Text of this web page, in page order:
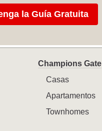
la Guía Gratuita
Champions Gate
Casas
Apartamentos
Townhomes